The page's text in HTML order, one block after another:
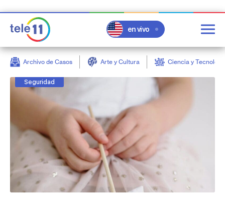
en vivo
Archivo de Casos Arte y Cultura Ciencia y
Seguridad
post